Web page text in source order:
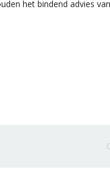
het bindend advies